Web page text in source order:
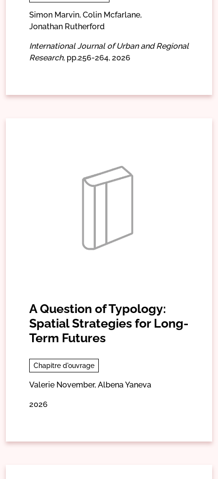
Simon Marvin, Colin Mcfarlane,
Jonathan Rutherford
International Journal of Urban and Regional
Research, pp.256-264, 2026
A Question of Typology:
Spatial Strategies for Long-
Term Futures
Chapitre d'ouvrage
Valerie November, Albena Yaneva
2026